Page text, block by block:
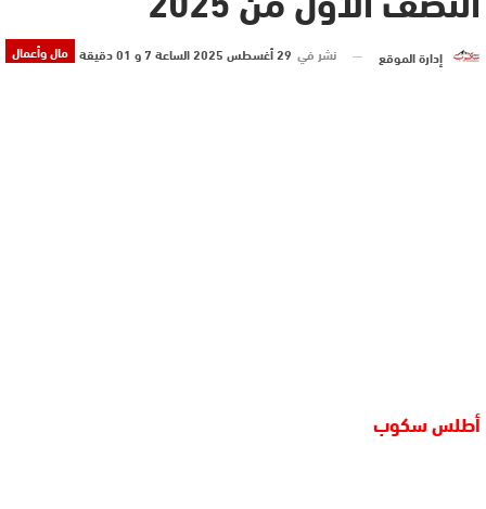
مال وأعمال إدارة الموقع نشر في 29 أغسطس 2025 الساعة 7 و 01 دقيقة
أطلس سكوب